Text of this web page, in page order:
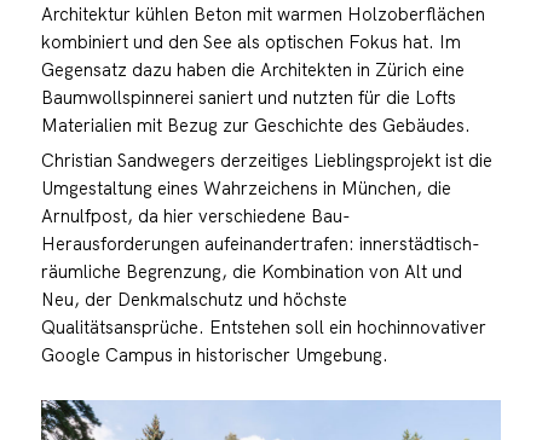
Architektur kühlen Beton mit warmen Holzoberflächen
kombiniert und den See als optischen Fokus hat. Im
Gegensatz dazu haben die Architekten in Zürich eine
Baumwollspinnerei saniert und nutzten für die Lofts
Materialien mit Bezug zur Geschichte des Gebäudes.
Christian Sandwegers derzeitiges Lieblingsprojekt ist die
Umgestaltung eines Wahrzeichens in München, die
Arnulfpost, da hier verschiedene Bau-
Herausforderungen aufeinandertrafen: innerstädtisch-
räumliche Begrenzung, die Kombination von Alt und
Neu, der Denkmalschutz und höchste
Qualitätsansprüche. Entstehen soll ein hochinnovativer
Google Campus in historischer Umgebung.